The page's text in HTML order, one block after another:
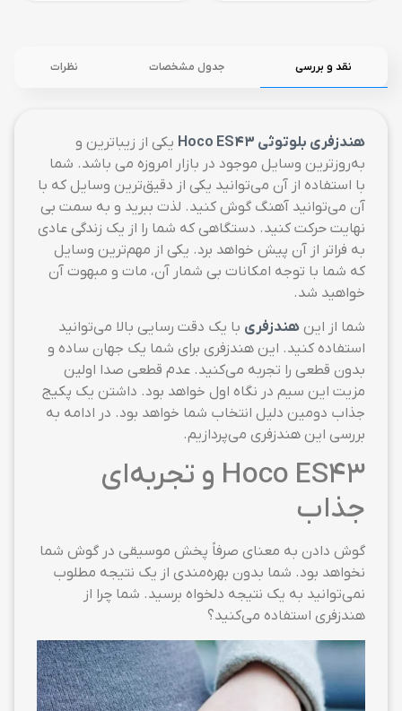
نقد و بررسی جدول مشخصات نظرات
هندزفری بلوتوثی Hoco ES43
یکی از زیباترین و
به‌روزترین وسایل موجود در بازار امروزه می باشد. شما
با استفاده از آن می‌توانید یکی از دقیق‌ترین وسایل که با
آن می‌توانید آهنگ گوش کنید. لذت ببرید و به سمت بی
نهایت حرکت کنید. دستگاهی که شما را از یک زندگی عادی
به فراتر از آن پیش خواهد برد. یکی از مهم‌ترین وسایل
که شما با توجه امکانات بی شمار آن، مات و مبهوت آن
خواهید شد.
شما از این هندزفری با یک دقت رسایی بالا می‌توانید
استفاده کنید. این هندزفری برای شما یک جهان ساده و
بدون قطعی را تجربه می‌کنید. عدم قطعی صدا اولین
مزیت این سیم در نگاه اول خواهد بود. داشتن یک پکیج
جذاب دومین دلیل انتخاب شما خواهد بود. در ادامه به
بررسی این هندزفری می‌پردازیم.
Hoco ES43 و تجربه‌ای
جذاب
گوش دادن به معنای صرفاً پخش موسیقی در گوش شما
نخواهد بود. شما بدون بهره‌مندی از یک نتیجه مطلوب
نمی‌توانید به یک نتیجه دلخواه برسید. شما چرا از
هندزفری استفاده می‌کنید؟